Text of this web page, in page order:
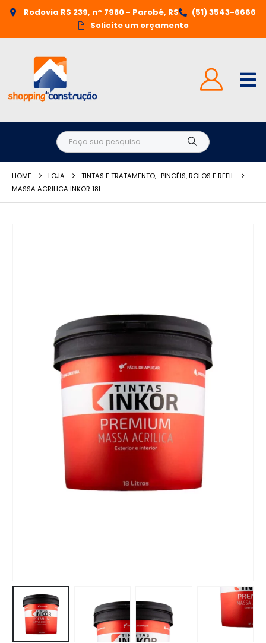
Rodovia RS 239, n° 7980 - Parobé, RS
(51) 3543-6666
Solicite um orçamento
HOME LOJA TINTAS E TRATAMENTO, PINCÉIS, ROLOS E REFIL
MASSA ACRILICA INKOR 18L